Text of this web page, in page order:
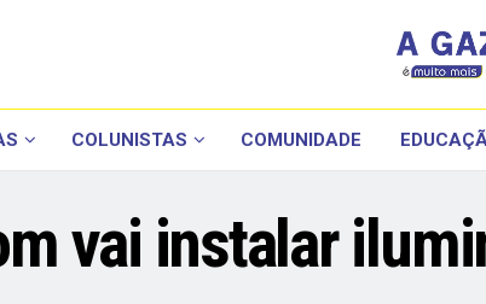
COLUNISTAS COMUNIDADE
vai instalar